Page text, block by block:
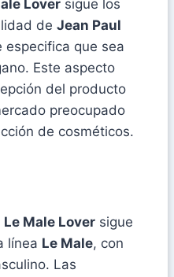
Lover sigue los
de Jean Paul
especifica que sea
Este aspecto
del producto
preocupado
de cosméticos.
Le Male Lover sigue
línea Le Male, con
Las